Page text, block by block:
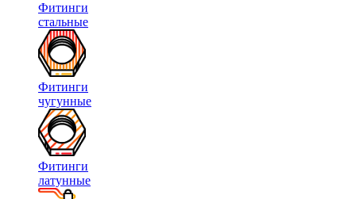
Фитинги
стальные
Фитинги
чугунные
Фитинги
латунные